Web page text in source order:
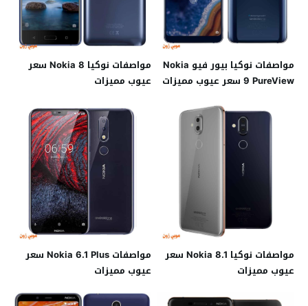
مواصفات نوكيا بيور فيو Nokia
9 PureView سعر عيوب مميزات
مواصفات نوكيا Nokia 8 سعر
عيوب مميزات
مواصفات نوكيا Nokia 8.1 سعر
عيوب مميزات
مواصفات Nokia 6.1 Plus سعر
عيوب مميزات